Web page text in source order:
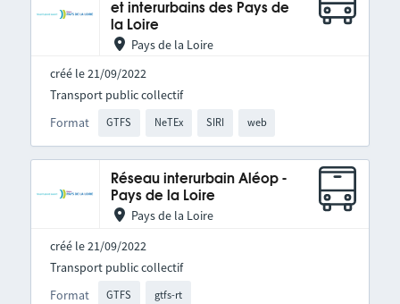
et interurbains des Pays de
la Loire
Pays de la Loire
créé le 21/09/2022
Format GTFS NeTEx SIRI web
Transport public collectif
Réseau interurbain Aléop -
Pays de la Loire
Pays de la Loire
créé le 21/09/2022
Format GTFS gtfs-rt
Transport public collectif